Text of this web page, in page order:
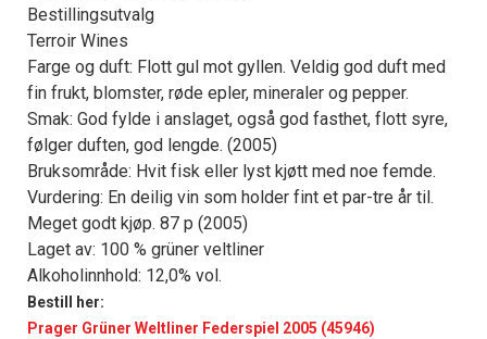
Bestillingsutvalg
Terroir Wines
Farge og duft: Flott gul mot gyllen. Veldig god duft med
fin frukt, blomster, røde epler, mineraler og pepper.
Smak: God fylde i anslaget, også god fasthet, flott syre,
følger duften, god lengde. (2005)
Bruksområde: Hvit fisk eller lyst kjøtt med noe femde.
Vurdering: En deilig vin som holder fint et par-tre år til.
Meget godt kjøp. 87 p (2005)
Laget av: 100 % grüner veltliner
Alkoholinnhold: 12,0% vol.
Bestill her:
Prager Grüner Weltliner Federspiel 2005 (45946)